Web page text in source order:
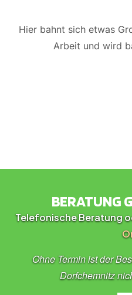
Hier bahnt sich etwas
Arbeit und wird
BERATUNG
Telefonische Beratung
Ohne Termin ist der
Dorfchemnitz